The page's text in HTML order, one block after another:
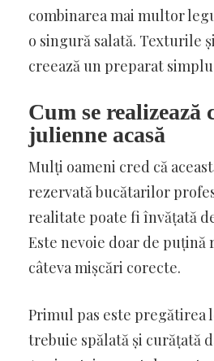
combinarea mai multor
o singură salată. Texturile
creează un preparat
Cum se realizează
julienne acasă
Mulți oameni cred că
rezervată bucătarilor
realitate poate fi învățată
Este nevoie doar de puțină
câteva mișcări corecte.
Primul pas este pregătirea
trebuie spălată și curățată